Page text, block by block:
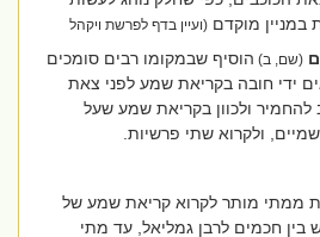
מוקדם(ועיין בדף לפרשת ויקהל
(שם, ב) הוסיף שבמקומו רבים סומכים
ידי חובה בקריאת שמע לפני צאת
ולכוון בקריאת שמע שעל
ולקרוא שתי פרשיות.
מותר לקרוא קריאת שמע של
חכמים לרבן גמליאל, עד מתי